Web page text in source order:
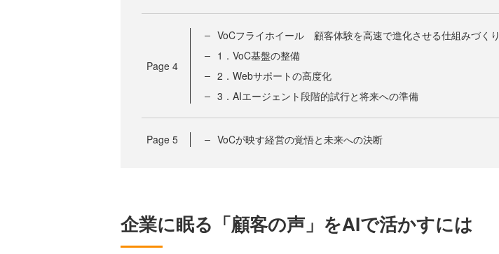
Page 4
VoCフライホイール 顧客体験を高速で進化させる仕組みづくり
1．VoC基盤の整備
2．Webサポートの高度化
3．AIエージェント段階的試行と将来への準備
Page 5 VoCが映す経営の覚悟と未来への決断
企業に眠る「顧客の声」をAIで活かすには